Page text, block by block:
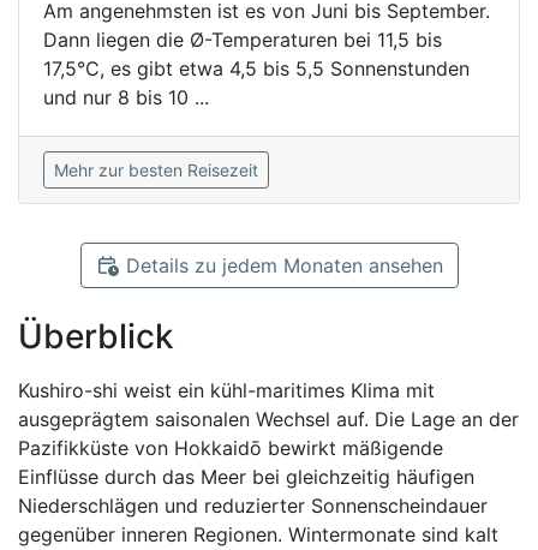
Am angenehmsten ist es von Juni bis September.
Dann liegen die Ø-Temperaturen bei 11,5 bis
17,5°C, es gibt etwa 4,5 bis 5,5 Sonnenstunden
und nur 8 bis 10 ...
Mehr zur besten Reisezeit
Details zu jedem Monaten ansehen
Überblick
Kushiro-shi weist ein kühl-maritimes Klima mit
ausgeprägtem saisonalen Wechsel auf. Die Lage an der
Pazifikküste von Hokkaidō bewirkt mäßigende
Einflüsse durch das Meer bei gleichzeitig häufigen
Niederschlägen und reduzierter Sonnenscheindauer
gegenüber inneren Regionen. Wintermonate sind kalt